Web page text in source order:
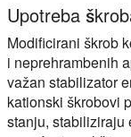
Upotreba
Modificirani škrob
i neprehrambenih
važan stabilizator
kationski škrobovi
stanju, stabiliziraju